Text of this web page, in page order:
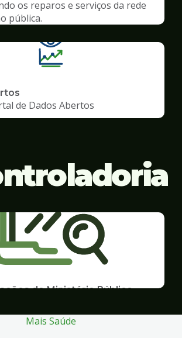
os reparos e serviços da rede
pública.
de Dados Abertos
do Ministério Público
Mais Saúde